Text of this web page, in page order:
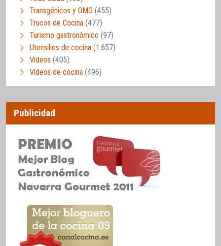
Transgénicos y OMG (455)
Trucos de Cocina (477)
Turismo gastronómico (97)
Utensilios de cocina (1.657)
Vídeos (405)
Vídeos de cocina (496)
Publicidad